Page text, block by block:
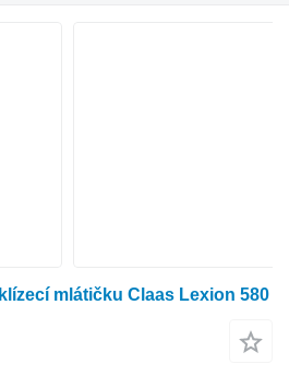
mlátičku Claas Lexion 580